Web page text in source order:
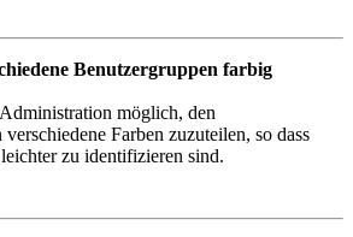
Benutzergruppen farbig
möglich, den
Farben zuzuteilen, so dass
zu identifizieren sind.